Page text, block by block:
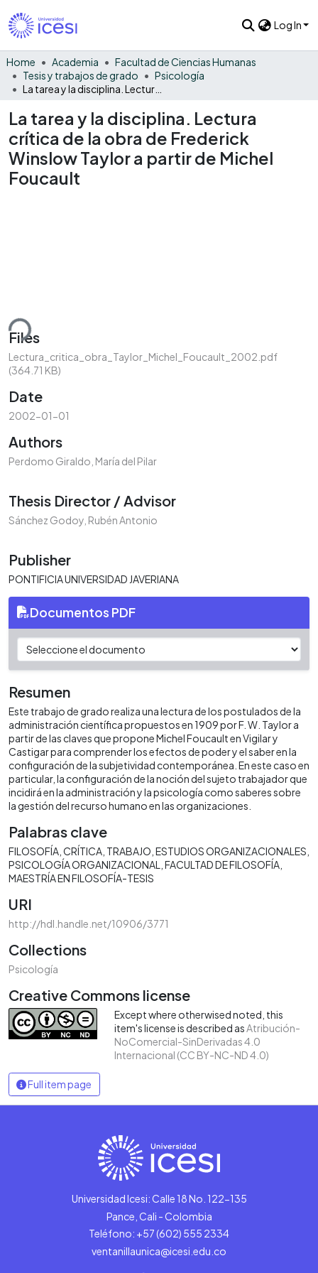
Log In
Home Academia
Facultad de Ciencias Humanas
Tesis y trabajos de grado
Psicología
La tarea y la disciplina. Lectura
crítica de la obra de Frederick
Winslow Taylor a partir de Michel
Foucault
Files
Lectura_critica_obra_Taylor_Michel_Foucault_2002.pdf
(364.71 KB)
Date
2002-01-01
Authors
Perdomo Giraldo, María del Pilar
Thesis Director / Advisor
Sánchez Godoy, Rubén Antonio
Publisher
PONTIFICIA UNIVERSIDAD JAVERIANA
Documentos PDF
Resumen
Este trabajo de grado realiza una lectura de los postulados de la
administración científica propuestos en 1909 por F. W. Taylor a
partir de las claves que propone Michel Foucault en Vigilar y
Castigar para comprender los efectos de poder y el saber en la
configuración de la subjetividad contemporánea. En este caso en
particular, la configuración de la noción del sujeto trabajador que
incidirá en la administración y la psicología como saberes sobre
la gestión del recurso humano en las organizaciones.
Palabras clave
FILOSOFÍA CRÍTICA TRABAJO ESTUDIOS ORGANIZACIONALES
PSICOLOGÍA ORGANIZACIONAL
FACULTAD DE FILOSOFÍA
MAESTRÍA EN FILOSOFÍA-TESIS
URI
http://hdl.handle.net/10906/3771
Collections
Psicología
Creative Commons license
Except where otherwised noted, this
item's license is described asAtribución-
NoComercial-SinDerivadas 4.0
Internacional (CC BY-NC-ND 4.0)
Full item page
Universidad Icesi: Calle 18 No. 122-135
Pance, Cali - Colombia
Teléfono: +57 (602) 555 2334
ventanillaunica@icesi.edu.co